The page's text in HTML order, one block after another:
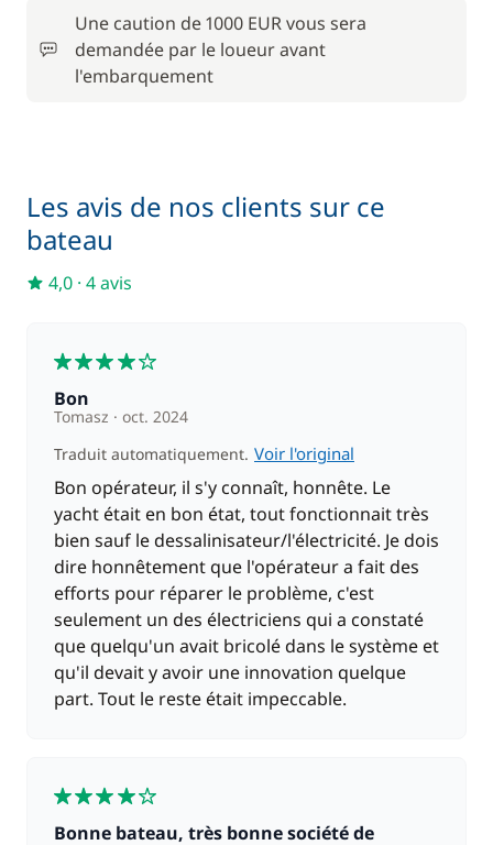
Filet de sécurité
Paddle
Skipper (repas non inclus)
Une caution de 1000 EUR vous sera
demandée par le loueur avant
l'embarquement
Les avis de nos clients sur ce
bateau
4,0 · 4 avis
Bon
Tomasz
oct. 2024
Traduit automatiquement. Voir l'original
Bon opérateur, il s'y connaît, honnête. Le
yacht était en bon état, tout fonctionnait très
bien sauf le dessalinisateur/l'électricité. Je dois
dire honnêtement que l'opérateur a fait des
efforts pour réparer le problème, c'est
seulement un des électriciens qui a constaté
que quelqu'un avait bricolé dans le système et
qu'il devait y avoir une innovation quelque
part. Tout le reste était impeccable.
Bonne bateau, très bonne société de